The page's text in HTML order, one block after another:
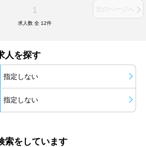
1 次のページへ
求人数 全 12件
人を探す
指定しない
指定しない
索をしています